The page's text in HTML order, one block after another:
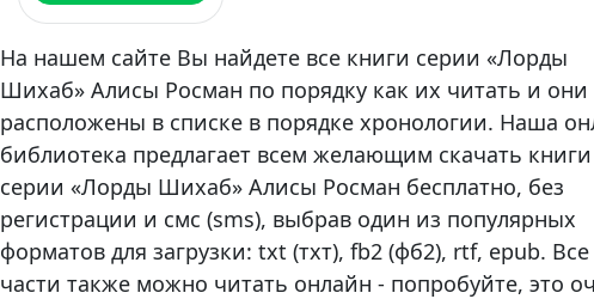
На нашем сайте Вы найдете все книги серии «Лорды
Шихаб» Алисы Росман по порядку как их читать и они
расположены в списке в порядке хронологии. Наша
библиотека предлагает всем желающим скачать
серии «Лорды Шихаб» Алисы Росман бесплатно, без
регистрации и смс (sms), выбрав один из популярных
форматов для загрузки: txt (тхт), fb2 (фб2), rtf, epub. Все
части также можно читать онлайн - попробуйте, это